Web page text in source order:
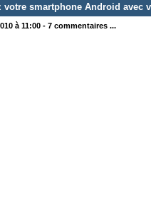
votre smartphone Android avec
à 11:00 - 7 commentaires ...